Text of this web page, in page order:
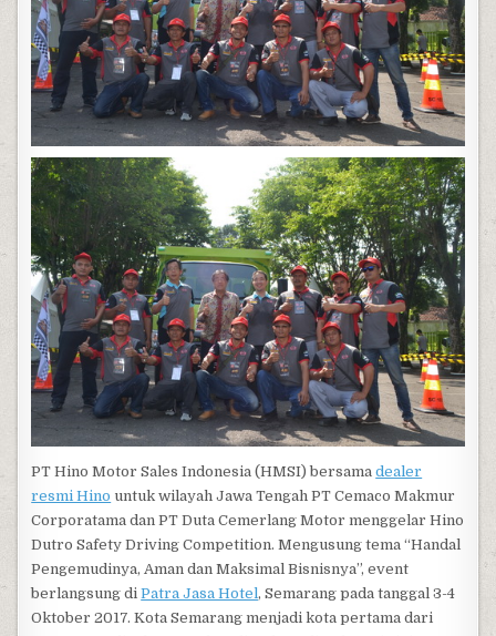
PT Hino Motor Sales Indonesia (HMSI) bersamadealer
resmi Hino untuk wilayah Jawa Tengah PT Cemaco Makmur
Corporatama dan PT Duta Cemerlang Motor menggelar Hino
Dutro Safety Driving Competition. Mengusung tema “Handal
Pengemudinya, Aman dan Maksimal Bisnisnya”, event
berlangsung diPatra Jasa Hotel, Semarang pada tanggal 3-4
Oktober 2017. Kota Semarang menjadi kota pertama dari